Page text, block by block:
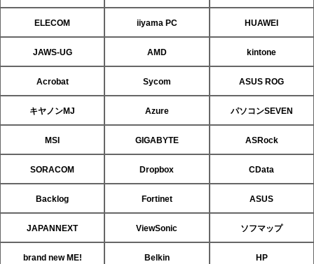
ELECOM iiyama PC HUAWEI
JAWS-UG AMD kintone
Acrobat Sycom ASUS ROG
キヤノンMJ Azure パソコンSEVEN
MSI GIGABYTE ASRock
SORACOM Dropbox CData
Backlog Fortinet ASUS
JAPANNEXT ViewSonic ソフマップ
brand new ME! Belkin HP